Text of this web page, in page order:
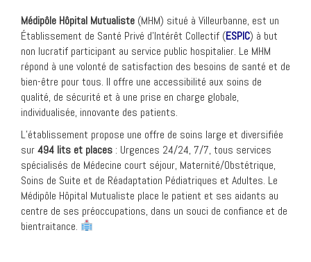
Médipôle Hôpital Mutualiste (MHM) situé à Villeurbanne, est un
Établissement de Santé Privé d’Intérêt Collectif (ESPIC) à but
non lucratif participant au service public hospitalier. Le MHM
répond à une volonté de satisfaction des besoins de santé et de
bien-être pour tous. Il offre une accessibilité aux soins de
qualité, de sécurité et à une prise en charge globale,
individualisée, innovante des patients.
L’établissement propose une offre de soins large et diversifiée
sur494 lits et places : Urgences 24/24, 7/7, tous services
spécialisés de Médecine court séjour, Maternité/Obstétrique,
Soins de Suite et de Réadaptation Pédiatriques et Adultes. Le
Médipôle Hôpital Mutualiste place le patient et ses aidants au
centre de ses préoccupations, dans un souci de confiance et de
bientraitance.